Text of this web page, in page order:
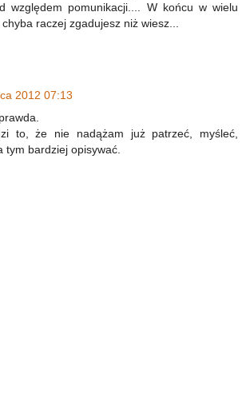
względem pomunikacji.... W końcu w wielu
raczej zgadujesz niż wiesz...
2012 07:13
to, że nie nadążam już patrzeć, myśleć,
tym bardziej opisywać.